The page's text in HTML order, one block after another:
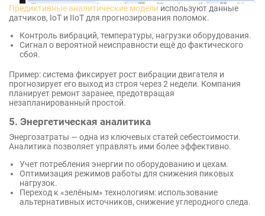
Предиктивные аналитические модели используют данные
датчиков, IoT и IIoT для прогнозирования поломок.
Контроль вибраций, температуры, нагрузки оборудования.
Сигнал о вероятной неисправности ещё до фактического
сбоя.
Пример: система фиксирует рост вибрации двигателя и
прогнозирует его выход из строя через 2 недели. Компания
планирует ремонт заранее, предотвращая
незапланированный простой.
5. Энергетическая аналитика
Энергозатраты — одна из ключевых статей себестоимости.
Аналитика позволяет управлять ими более эффективно.
Учет потребления энергии по оборудованию и цехам.
Оптимизация режимов работы для снижения пиковых
нагрузок.
Переход к «зелёным» технологиям: использование
альтернативных источников, снижение углеродного следа.